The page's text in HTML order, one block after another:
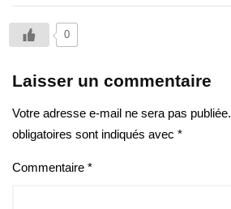
0
Laisser un commentaire
Votre adresse e-mail ne sera pas publiée.
obligatoires sont indiqués avec *
Commentaire *